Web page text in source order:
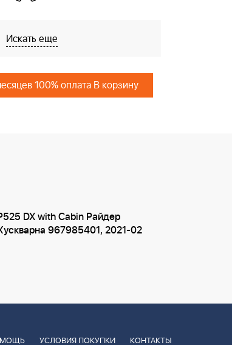
Искать еще
100% оплата В корзину
DX with Cabin Райдер
967985401, 2021-02
УСЛОВИЯ ПОКУПКИ КОНТАКТЫ